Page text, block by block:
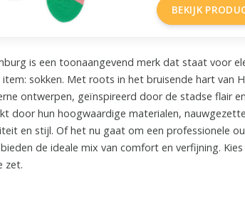
BEKIJK
is een toonaangevend merk dat staat voor
item: sokken. Met roots in het bruisende hart van
ontwerpen, geïnspireerd door de stadse flair
door hun hoogwaardige materialen,
en stijl. Of het nu gaat om een professionele
de ideale mix van comfort en verfijning.
zet.